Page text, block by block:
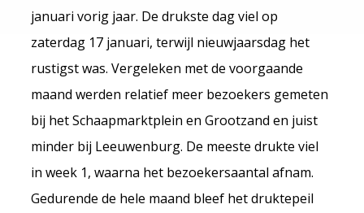
januari vorig jaar. De drukste dag viel op
zaterdag 17 januari, terwijl nieuwjaarsdag het
rustigst was. Vergeleken met de voorgaande
maand werden relatief meer bezoekers gemeten
bij het Schaapmarktplein en Grootzand en juist
minder bij Leeuwenburg. De meeste drukte viel
in week 1, waarna het bezoekersaantal afnam.
Gedurende de hele maand bleef het druktepeil